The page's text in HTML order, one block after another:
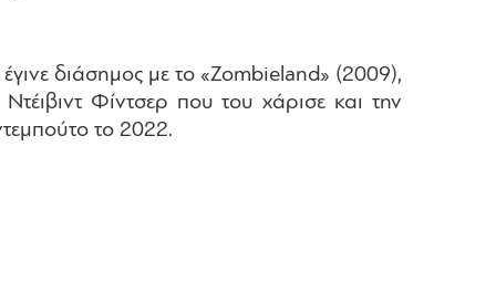
διάσημος με το «Zombieland» (2009),
Φίντσερ που του χάρισε και την
το 2022.